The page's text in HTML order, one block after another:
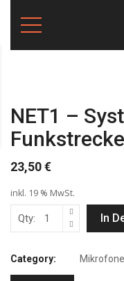
NET1 –
23,50€
inkl. 19 % MwSt.
Qty: In
Category: